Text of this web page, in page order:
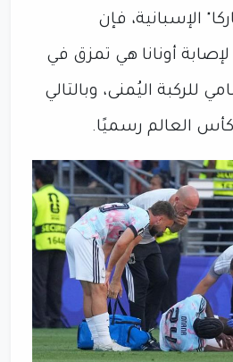
الإسبانية، فإن
أونانا هي تمزق في
للركبة اليُمنى، وبالتالي
العالم رسميًا.